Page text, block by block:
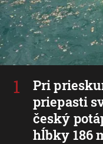
Pri
priepasti
český
hĺbky 186